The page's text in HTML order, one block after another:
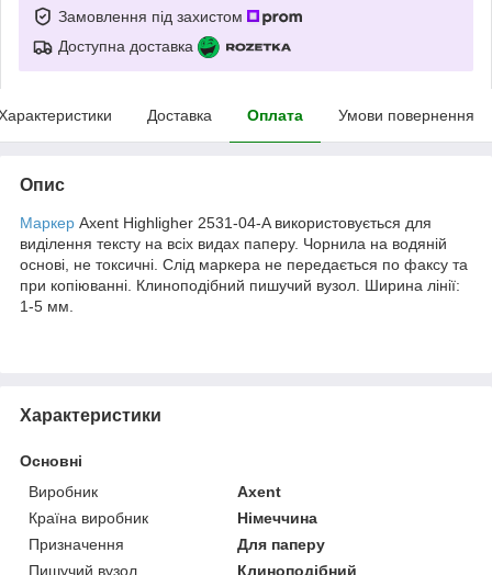
Замовлення під захистом
Доступна доставка
Доставка Оплата Умови повернення
Опис
Маркер Axent Highligher 2531-04-A використовується для
виділення тексту на всіх видах паперу. Чорнила на водяній
основі, не токсичні. Слід маркера не передається по факсу та
при копіюванні. Клиноподібний пишучий вузол. Ширина лінії:
1-5 мм.
Характеристики
Основні
Виробник
Axent
Країна виробник
Німеччина
Призначення
Для паперу
Пишучий вузол
Клиноподібний